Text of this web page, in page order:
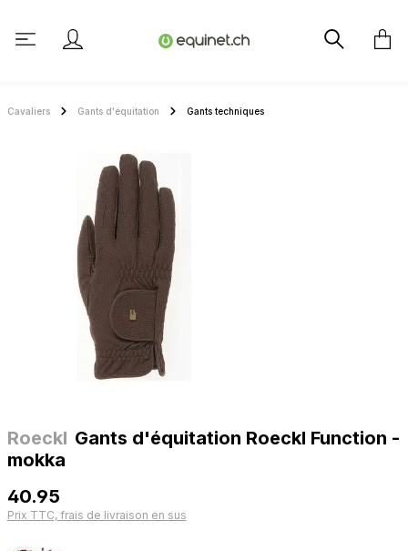
Cavaliers Gants d'équitation Gants techniques
Roeckl Gants d'équitation Roeckl Function -
mokka
40.95
Prix TTC, frais de livraison en sus